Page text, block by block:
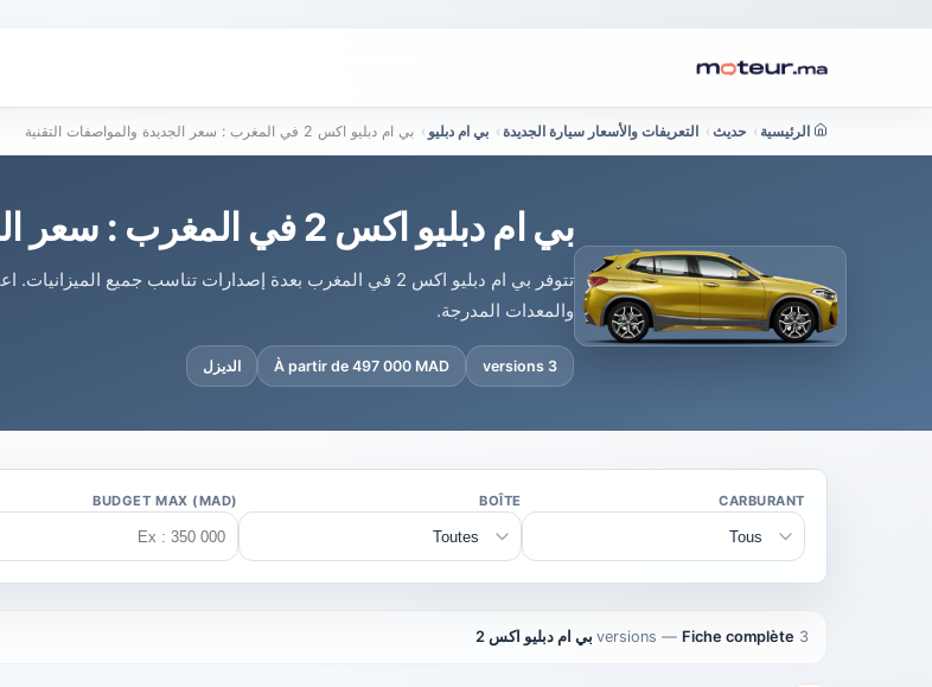
الرئيسية › حديث › التعريفات والأسعار سيارة الجديدة › بي ام دبليو › بي ام دبليو اكس 2 في المغرب : سعر الجديدة والمواصفات التقنية
بي ام دبليو اكس 2 في المغرب : سعر الجديدة والمواصفات التقنية
تتوفر بي ام دبليو اكس 2 في المغرب بعدة إصدارات تناسب جميع
والمعدات المدرجة.
3 versions
À partir de 497 000 MAD الديزل
CARBURANT
BOÎTE
BUDGET MAX (MAD)
3 versions
— Fiche complète بي ام دبليو اكس 2